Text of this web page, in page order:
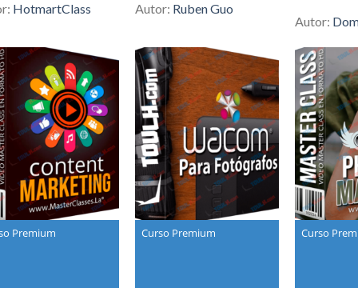
HotmartClass Autor: Ruben Guo
Autor:
Premium Curso Premium Curso